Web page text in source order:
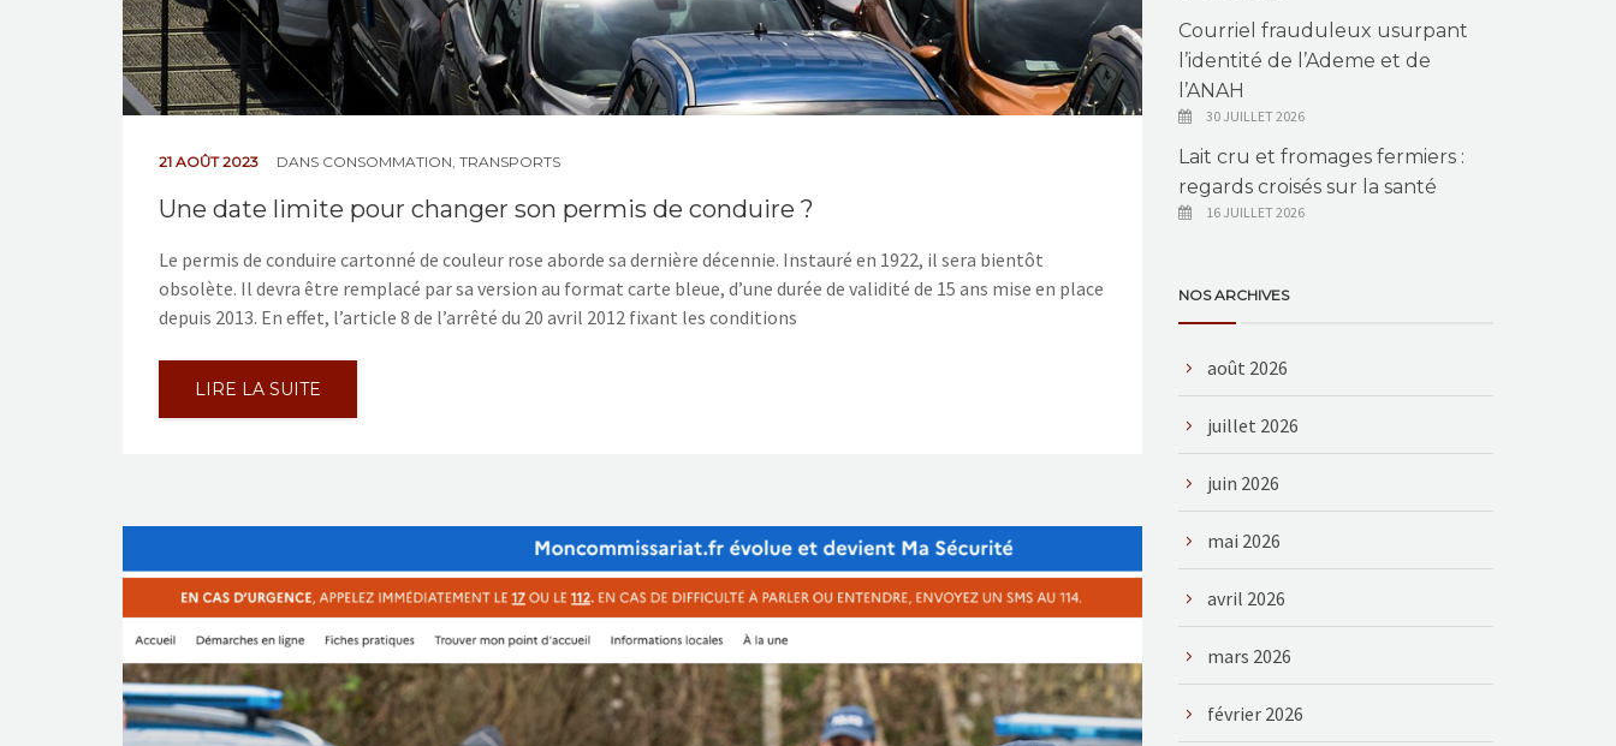
21 AOÛT 2023 DANS CONSOMMATION, TRANSPORTS
Une date limite pour changer son permis de conduire ?
Le permis de conduire cartonné de couleur rose aborde sa dernière décennie. Instauré en 1922, il sera bientôt
obsolète. Il devra être remplacé par sa version au format carte bleue, d’une durée de validité de 15 ans mise en place
depuis 2013. En effet, l’article 8 de l’arrêté du 20 avril 2012 fixant les conditions
LIRE LA SUITE
Courriel frauduleux usurpant
l’identité de l’Ademe et de
l’ANAH
30 JUILLET 2026
Lait cru et fromages fermiers :
regards croisés sur la santé
16 JUILLET 2026
NOS ARCHIVES
août 2026
juillet 2026
juin 2026
mai 2026
avril 2026
mars 2026
février 2026